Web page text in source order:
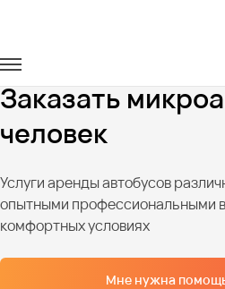
Микроавтобусы на 20 мест
Заказать
человек
Услуги аренды автобусов
опытными профессиональными
комфортных условиях
Мне нужна